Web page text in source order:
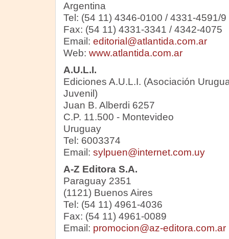
Argentina
Tel: (54 11) 4346-0100 / 4331-4591/9
Fax: (54 11) 4331-3341 / 4342-4075
Email: editorial@atlantida.com.ar
Web: www.atlantida.com.ar
A.U.L.I.
Ediciones A.U.L.I. (Asociación
Juvenil)
Juan B. Alberdi 6257
C.P. 11.500 - Montevideo
Uruguay
Tel: 6003374
Email: sylpuen@internet.com.uy
A-Z Editora S.A.
Paraguay 2351
(1121) Buenos Aires
Tel: (54 11) 4961-4036
Fax: (54 11) 4961-0089
Email: promocion@az-editora.com.ar